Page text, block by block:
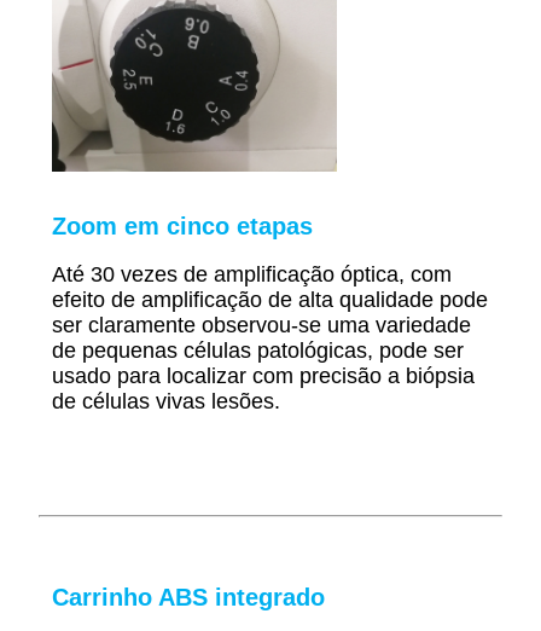
Zoom em cinco etapas
Até 30 vezes de amplificação óptica, com
efeito de amplificação de alta qualidade pode
ser claramente observou-se uma variedade
de pequenas células patológicas, pode ser
usado para localizar com precisão a biópsia
de células vivas lesões.
Carrinho ABS integrado